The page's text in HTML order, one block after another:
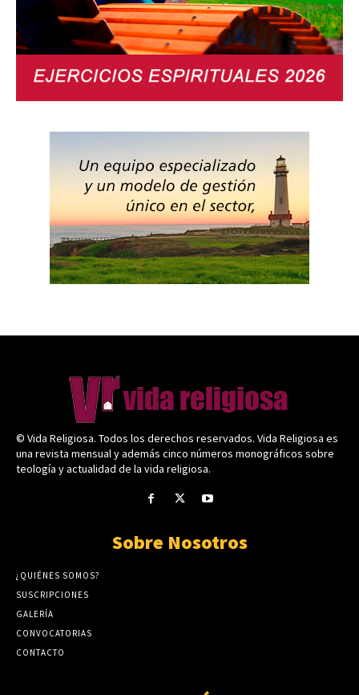
© Vida Religiosa. Todos los derechos reservados. Vida Religiosa es
una revista mensual y además cinco números monográficos sobre
teología y actualidad de la vida religiosa.
Sobre Nosotros
¿QUIÉNES SOMOS?
SUSCRIPCIONES
GALERÍA
CONVOCATORIAS
CONTACTO